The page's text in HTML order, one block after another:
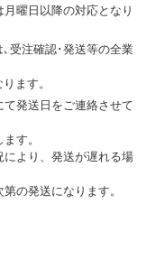
曜日以降の対応となり
受注確認･発送等の全業
ます。
発送日をご連絡させて
す。
より、発送が遅れる場
の発送になります。